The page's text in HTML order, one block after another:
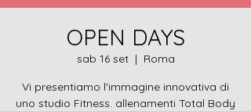
OPEN DAYS
sab 16 set
  |
Roma
Vi presentiamo l'immagine innovativa di
uno studio Fitness. allenamenti Total Body